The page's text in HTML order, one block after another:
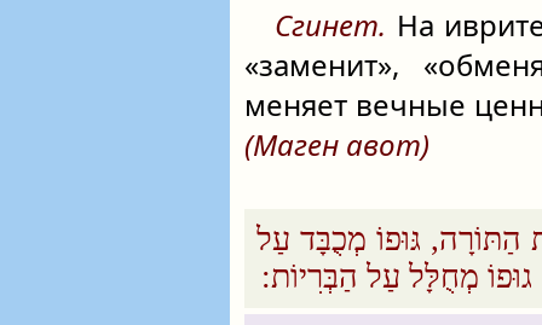
Сгинет. На
«заменит»,
меняет вечные
(Маген авот)
הַתּוֹרָה, גּוּפוֹ מְכֻבָּד עַל
מְחֻלָּל עַל הַבְּרִיוֹת:‏